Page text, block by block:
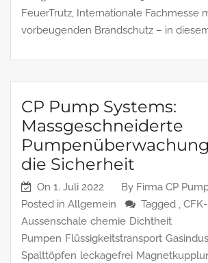
FeuerTrutz, Internationale Fachmesse
vorbeugenden Brandschutz – in
CP Pump Systems:
Massgeschneiderte
die Sicherheit
On 1. Juli 2022 By Firma CP
Posted in Allgemein Tagged , CFK-
Aussenschale chemie Dichtheit
Pumpen Flüssigkeitstransport
Spalttöpfen leckagefrei